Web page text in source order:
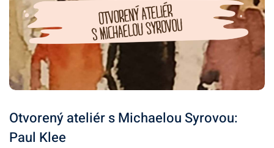
Otvorený ateliér s Michaelou Syrovou:
Paul Klee